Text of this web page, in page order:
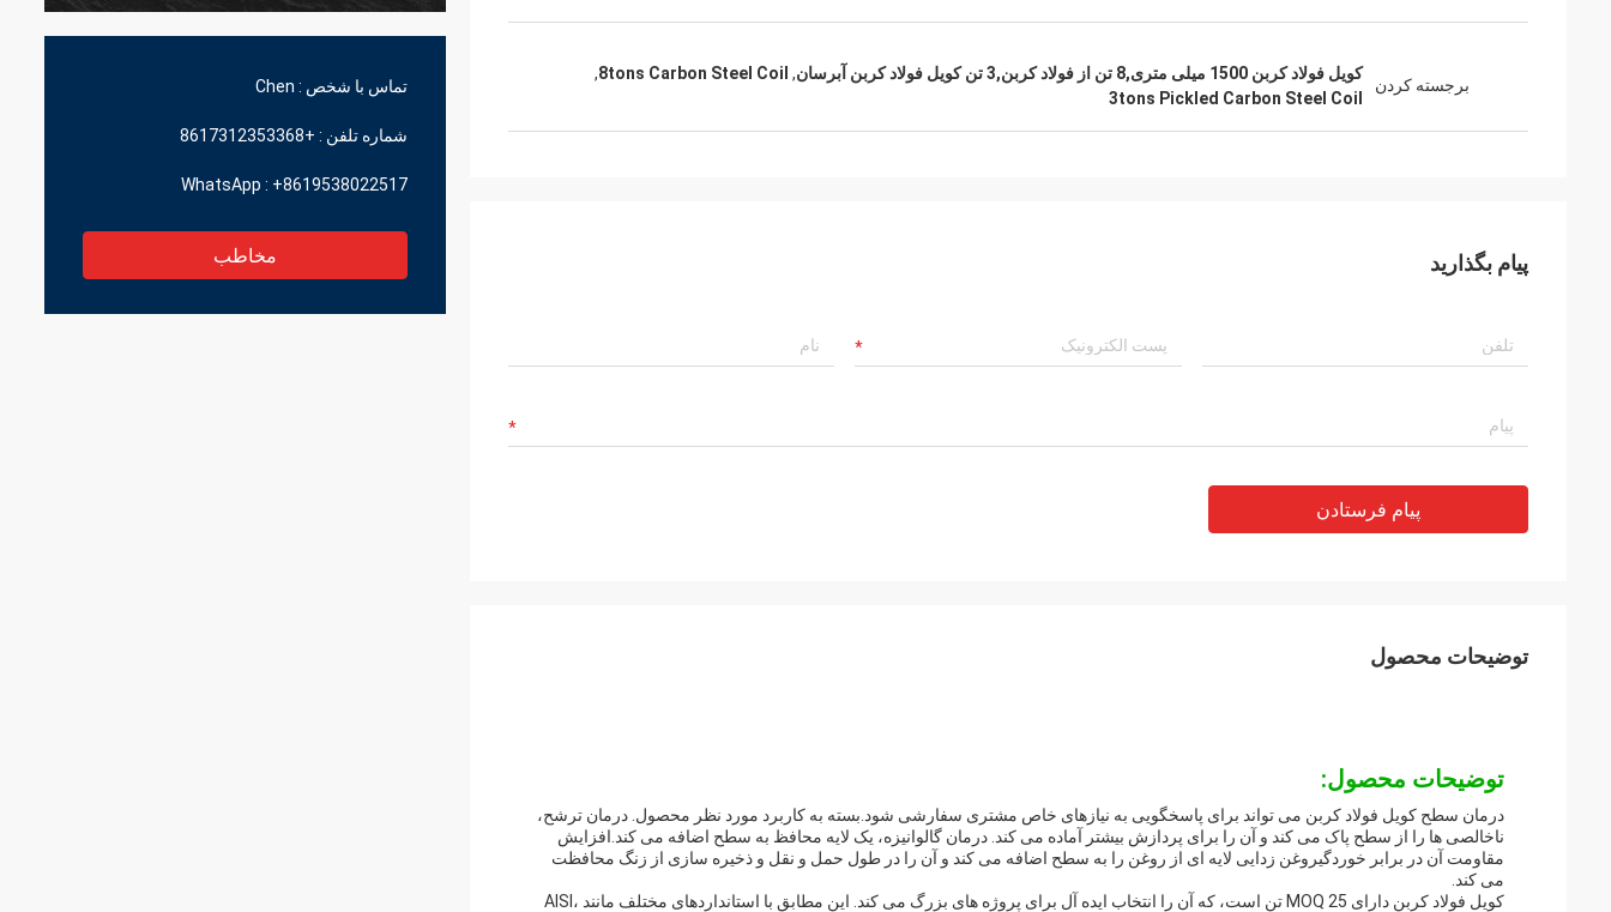
تماس با شخص : Chen
شماره تلفن : +8617312353368
WhatsApp : +8619538022517
مخاطب
برجسته کردن
کویل فولاد کربن 1500 میلی متری,8 تن از فولاد کربن,3 تن کویل فولاد کربن آبرسان ,
8tons Carbon Steel Coil
,
3tons Pickled Carbon Steel Coil
پیام بگذارید
پیام فرستادن
توضیحات محصول
توضیحات محصول:
درمان سطح کویل فولاد کربن می تواند برای پاسخگویی به نیازهای خاص مشتری سفارشی شود.بسته به کاربرد مورد نظر محصول. درمان ترشح،
ناخالصی ها را از سطح پاک می کند و آن را برای پردازش بیشتر آماده می کند. درمان گالوانیزه، یک لایه محافظ به سطح اضافه می کند.افزایش
مقاومت آن در برابر خوردگیروغن زدایی لایه ای از روغن را به سطح اضافه می کند و آن را در طول حمل و نقل و ذخیره سازی از زنگ محافظت
می کند.
کویل فولاد کربن دارای MOQ 25 تن است، که آن را انتخاب ایده آل برای پروژه های بزرگ می کند. این مطابق با استانداردهای مختلف مانند AISI،